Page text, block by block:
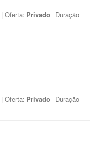
| Oferta: Privado | Duração
| Oferta: Privado | Duração